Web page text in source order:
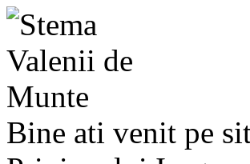
Bine ati venit pe